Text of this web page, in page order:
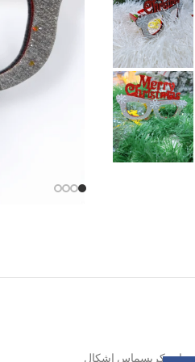
نضارة كريسماس اشكال